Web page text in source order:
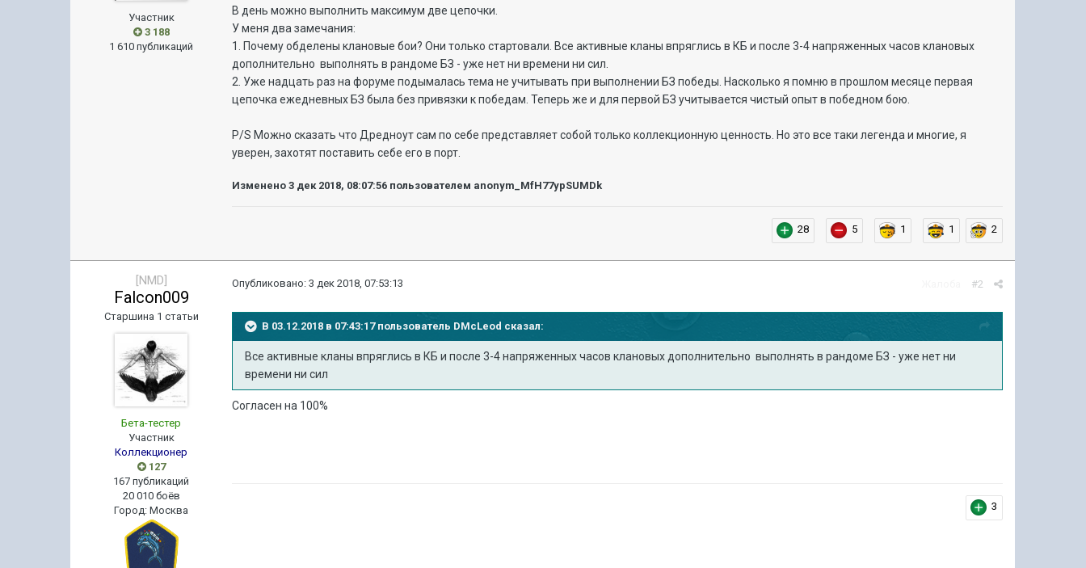
Участник
3 188
1 610 публикаций
В день можно выполнить максимум две цепочки.
У меня два замечания:
1. Почему обделены клановые бои? Они только стартовали. Все активные кланы впряглись в КБ и после 3-4 напряженных часов клановых
дополнительно выполнять в рандоме БЗ - уже нет ни времени ни сил.
2. Уже надцать раз на форуме подымалась тема не учитывать при выполнении БЗ победы. Насколько я помню в прошлом месяце первая
цепочка ежедневных БЗ была без привязки к победам. Теперь же и для первой БЗ учитывается чистый опыт в победном бою.
P/S Можно сказать что Дредноут сам по себе представляет собой только коллекционную ценность. Но это все таки легенда и многие, я
уверен, захотят поставить себе его в порт.
Изменено3 дек 2018, 08:07:56 пользователем anonym_MfH77ypSUMDk
28 5 1 1 2
[NMD]
Falcon009
Старшина 1 статьи
Бета-тестер
Участник
Коллекционер
127
167 публикаций
20 010 боёв
Город:Москва
#2
Опубликовано:3 дек 2018, 07:53:13
В 03.12.2018 в 07:43:17 пользователь DMcLeod сказал:
Все активные кланы впряглись в КБ и после 3-4 напряженных часов клановых дополнительно выполнять в рандоме БЗ - уже нет ни
времени ни сил
Согласен на 100%
3